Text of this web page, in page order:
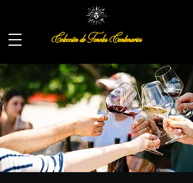
Colección de Toneles Centenarios